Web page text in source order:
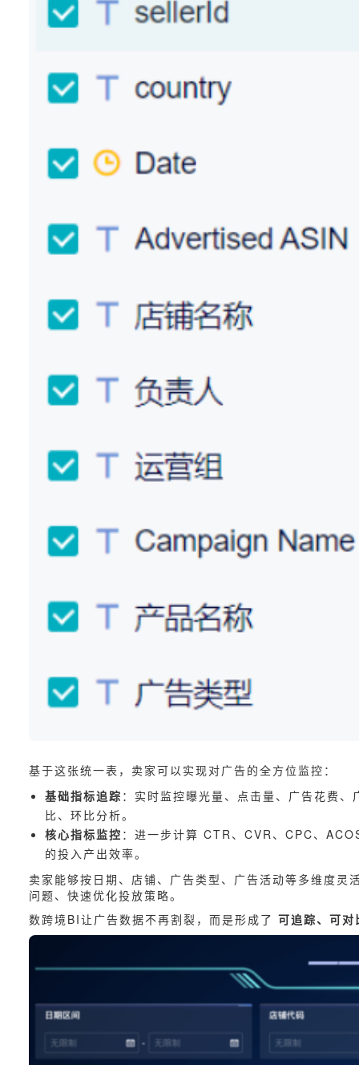
基于这张统一表，卖家可以实现对广告的全方位监控：
基础指标追踪 ：实时监控曝光量、点击量、广告花费
比、环比分析。
核心指标监控 ：进一步计算 CTR、CVR、CPC、
的投入产出效率。
卖家能够按日期、店铺、广告类型、广告活动等多维度
问题、快速优化投放策略。
数跨境BI让广告数据不再割裂，而是形成了 可追踪、可